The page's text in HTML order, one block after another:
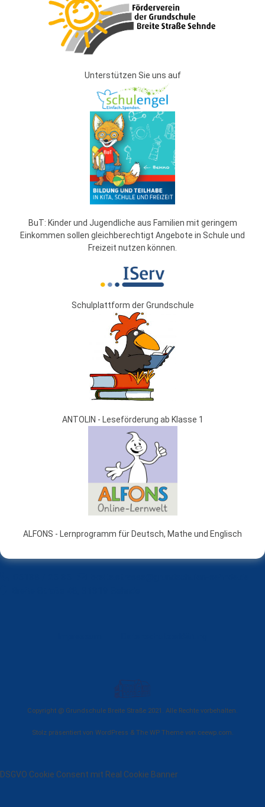
Unterstützen Sie uns auf
BuT: Kinder und Jugendliche aus Familien mit geringem
Einkommen sollen gleichberechtigt Angebote in Schule und
Freizeit nutzen können.
Schulplattform der Grundschule
ANTOLIN - Leseförderung ab Klasse 1
ALFONS - Lernprogramm für Deutsch, Mathe und Englisch
Copyright @ Grundschule Breite Straße 2021. Alle Rechte vorbehalten.
Stolz präsentiert von WordPress & The WPTheme von ceewp.com.
DSGVO Cookie Consent mit Real Cookie Banner